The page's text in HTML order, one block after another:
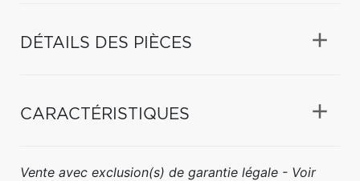
DÉTAILS DES PIÈCES
CARACTÉRISTIQUES
Vente avec exclusion(s) de garantie légale - Voir